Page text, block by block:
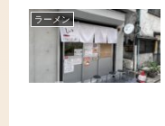
ラーメン